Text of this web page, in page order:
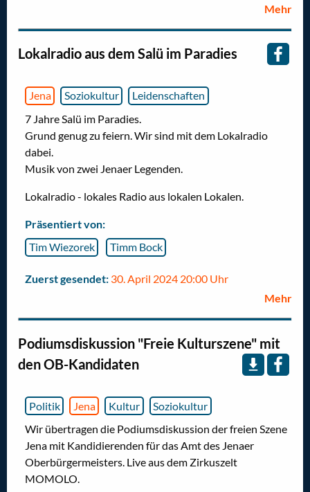
Mehr
Lokalradio aus dem Salü im Paradies
Jena Soziokultur
Leidenschaften
7 Jahre Salü im Paradies.
Grund genug zu feiern. Wir sind mit dem Lokalradio
dabei.
Musik von zwei Jenaer Legenden.
Lokalradio - lokales Radio aus lokalen Lokalen.
Präsentiert von:
Tim Wiezorek
Timm Bock
Zuerst gesendet: 30. April 2024 20:00 Uhr
Mehr
Podiumsdiskussion "Freie Kulturszene" mit
den OB-Kandidaten
Politik Jena Kultur
Soziokultur
Wir übertragen die Podiumsdiskussion der freien Szene
Jena mit Kandidierenden für das Amt des Jenaer
Oberbürgermeisters. Live aus dem Zirkuszelt
MOMOLO.